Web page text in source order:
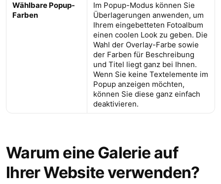
Wählbare Popup-
Farben
Im Popup-Modus können Sie
Überlagerungen anwenden, um
Ihrem eingebetteten Fotoalbum
einen coolen Look zu geben. Die
Wahl der Overlay-Farbe sowie
der Farben für Beschreibung
und Titel liegt ganz bei Ihnen.
Wenn Sie keine Textelemente im
Popup anzeigen möchten,
können Sie diese ganz einfach
deaktivieren.
Warum eine Galerie auf
Ihrer Website verwenden?